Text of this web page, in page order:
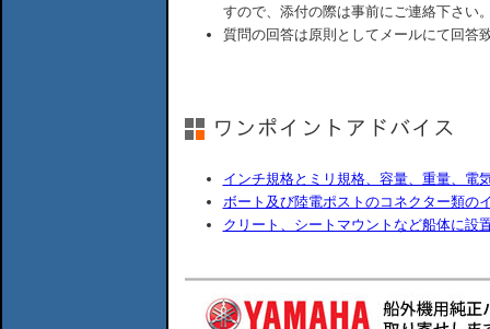
すので、添付の際は事前にご連絡下さい
質問の回答は原則としてメールにて回答
インチ規格とミリ規格、容量、重量、電
ボート及び陸電ポストのコネクター類の
クリート、シートマウントなど船体に設